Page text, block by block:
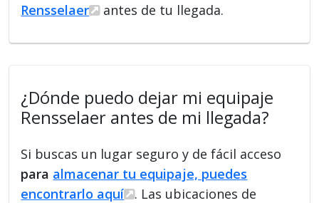
Rensselaer
antes de tu llegada.
¿Dónde puedo dejar mi equipaje
Rensselaer antes de mi llegada?
Si buscas un lugar seguro y de fácil acceso
para almacenar tu equipaje, puedes
encontrarlo aquí
. Las ubicaciones de